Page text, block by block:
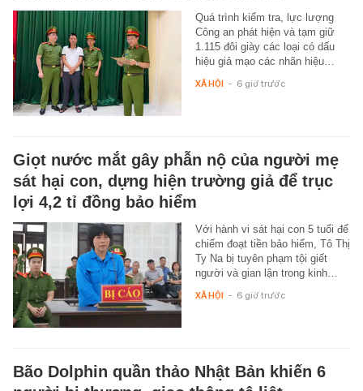
Quá trình kiểm tra, lực lượng
Công an phát hiện và tạm giữ
1.115 đôi giày các loại có dấu
hiệu giả mạo các nhãn hiệu…
XÃ HỘI - 6 giờ trước
Giọt nước mắt gây phẫn nộ của người mẹ
sát hại con, dựng hiện trường giả để trục
lợi 4,2 tỉ đồng bảo hiểm
Với hành vi sát hại con 5 tuổi để
chiếm đoạt tiền bảo hiểm, Tô Thị
Ty Na bị tuyên phạm tội giết
người và gian lận trong kinh…
XÃ HỘI - 6 giờ trước
Bão Dolphin quần thảo Nhật Bản khiến 6